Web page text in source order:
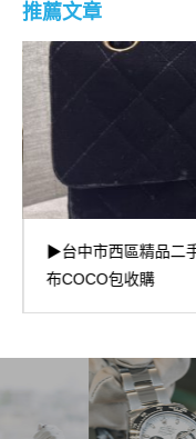
推薦文章
▶台中市西區精品二
布COCO包收購